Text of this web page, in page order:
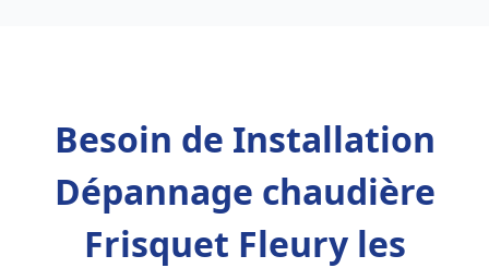
Besoin de Installation
Dépannage chaudière
Frisquet Fleury les